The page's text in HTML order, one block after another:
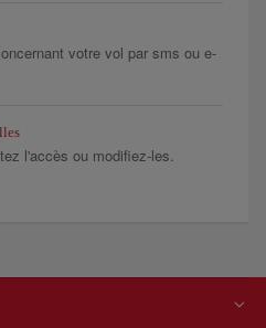
votre vol par sms ou e-
l'accès ou modifiez-les.